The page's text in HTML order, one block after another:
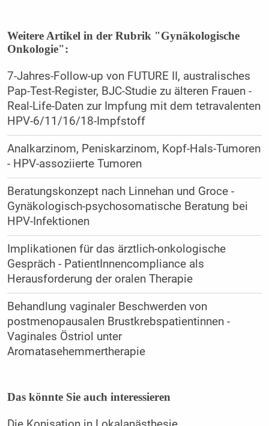
Weitere Artikel in der Rubrik "Gynäkologische
Onkologie":
7-Jahres-Follow-up von FUTURE II, australisches
Pap-Test-Register, BJC-Studie zu älteren Frauen -
Real-Life-Daten zur Impfung mit dem tetravalenten
HPV-6/11/16/18-Impfstoff
Analkarzinom, Peniskarzinom, Kopf-Hals-Tumoren
- HPV-assoziierte Tumoren
Beratungskonzept nach Linnehan und Groce -
Gynäkologisch-psychosomatische Beratung bei
HPV-Infektionen
Implikationen für das ärztlich-onkologische
Gespräch - PatientInnencompliance als
Herausforderung der oralen Therapie
Behandlung vaginaler Beschwerden von
postmenopausalen Brustkrebspatientinnen -
Vaginales Östriol unter
Aromatasehemmertherapie
Das könnte Sie auch interessieren